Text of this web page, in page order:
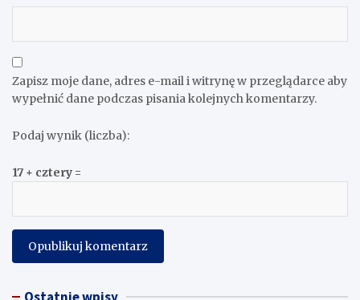
Zapisz moje dane, adres e-mail i witrynę w przeglądarce aby
wypełnić dane podczas pisania kolejnych komentarzy.
Podaj wynik (liczba):
17 + cztery =
Ostatnie wpisy